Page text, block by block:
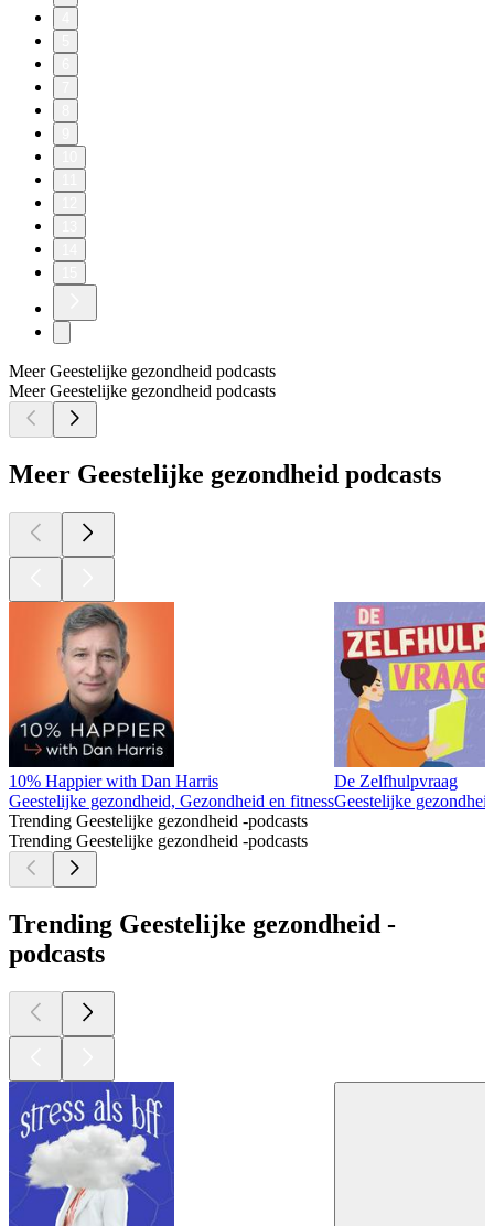
Meer Geestelijke gezondheid podcasts
Meer Geestelijke gezondheid podcasts
Meer Geestelijke gezondheid podcasts
10% Happier with Dan Harris
Geestelijke gezondheid, Gezondheid en fitness
De Zelfhulpvraag
Geestelijke
Trending Geestelijke gezondheid -podcasts
Trending Geestelijke gezondheid -podcasts
Trending Geestelijke gezondheid -
podcasts